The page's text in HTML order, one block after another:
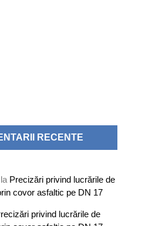
RECENTE
la Precizări privind lucrările de
covor asfaltic pe DN 17
privind lucrările de